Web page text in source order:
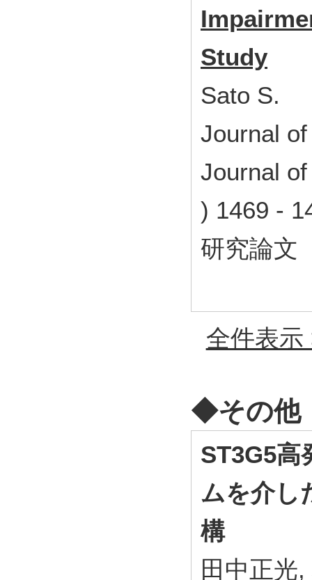
Study
Sato S.
Journal
Journal
) 1469 -
研究論文
全件表示
◆その他
ST3G5高
ムを介し
構
田中正光